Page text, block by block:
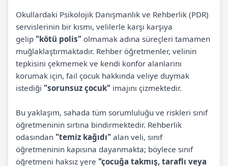
Okullardaki Psikolojik Danışmanlık ve Rehberlik (PDR)
servislerinin bir kısmı, velilerle karşı karşıya
gelip "kötü polis" olmamak adına süreçleri tamamen
muğlaklaştırmaktadır. Rehber öğretmenler, velinin
tepkisini çekmemek ve kendi konfor alanlarını
korumak için, fail çocuk hakkında veliye duymak
istediği "sorunsuz çocuk" imajını çizmektedir.
Bu yaklaşım, sahada tüm sorumluluğu ve riskleri sınıf
öğretmeninin sırtına bindirmektedir. Rehberlik
odasından "temiz kağıdı" alan veli, sınıf
öğretmeninin kapısına dayanmakta; böylece sınıf
öğretmeni haksız yere "çocuğa takmış, taraflı veya